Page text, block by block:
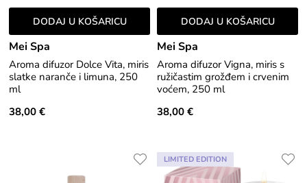
DODAJ U KOŠARICU
Mei Spa
Aroma difuzor Dolce Vita, miris
slatke naranče i limuna, 250
ml
38,00 €
DODAJ U KOŠARICU
Mei Spa
Aroma difuzor Vigna, miris s
ružičastim grožđem i crvenim
voćem, 250 ml
38,00 €
LIMITED EDITION